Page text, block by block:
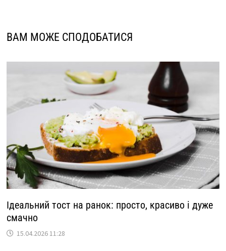
ВАМ МОЖЕ СПОДОБАТИСЯ
Ідеальний тост на ранок: просто, красиво і дуже
смачно
15.04.2026 11:28